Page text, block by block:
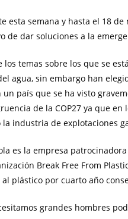
esta semana y hasta el 18
de dar soluciones a la
los temas sobre los que se
agua, sin embargo han
un país que se ha visto
de la COP27 ya que
la industria de explotaciones
es la empresa
Break Free From
al plástico por cuarto año
grandes hombres